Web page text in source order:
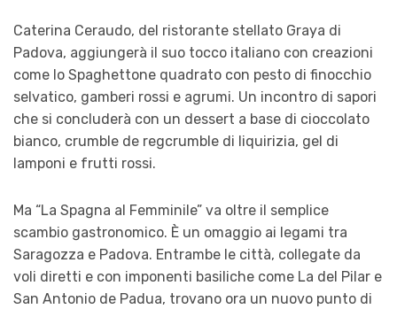
Caterina Ceraudo, del ristorante stellato Graya di
Padova, aggiungerà il suo tocco italiano con creazioni
come lo Spaghettone quadrato con pesto di finocchio
selvatico, gamberi rossi e agrumi. Un incontro di sapori
che si concluderà con un dessert a base di cioccolato
bianco, crumble de regcrumble di liquirizia, gel di
lamponi e frutti rossi.
Ma “La Spagna al Femminile” va oltre il semplice
scambio gastronomico. È un omaggio ai legami tra
Saragozza e Padova. Entrambe le città, collegate da
voli diretti e con imponenti basiliche come La del Pilar e
San Antonio de Padua, trovano ora un nuovo punto di